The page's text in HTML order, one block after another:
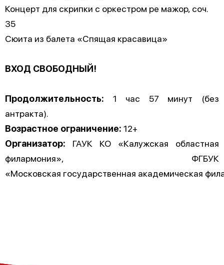
Концерт для скрипки с оркестром ре мажор, соч.
35
Сюита из балета «Спящая красавица»
ВХОД СВОБОДНЫЙ!
Продолжительность: 1 час 57 минут (без
антракта).
Возрастное ограничение: 12+
Организатор: ГАУК КО «Калужская областная
филармония», ФГБУК
«Московская государственная академическая